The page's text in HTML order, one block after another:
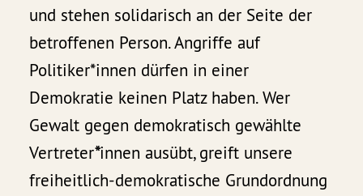
und stehen solidarisch an der Seite der
betroffenen Person. Angriffe auf
Politiker*innen dürfen in einer
Demokratie keinen Platz haben. Wer
Gewalt gegen demokratisch gewählte
Vertreter*innen ausübt, greift unsere
freiheitlich-demokratische Grundordnung